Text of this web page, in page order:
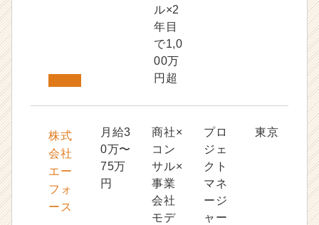
ル×2
年目
で1,0
00万
円超
株式
会社
エー
フォ
ース
月給3
0万〜
75万
円
商社×
コン
サル×
事業
会社
モデ
プロ
ジェ
クト
マネ
ージ
ャー
東京